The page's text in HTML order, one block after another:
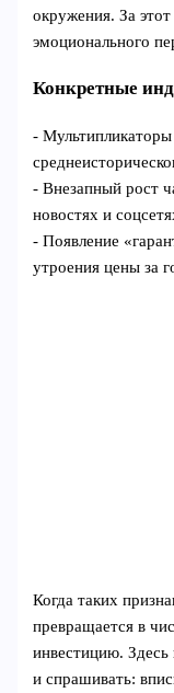
окружения. За
эмоционального
Конкретные
-
- Внезапный рост
новостях и
- Появление
утроения цены за
Когда таких
превращается в
инвестицию. Здесь
и спрашивать: